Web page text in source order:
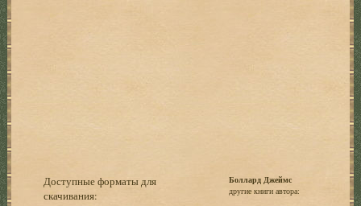
Доступные форматы для
скачивания:
Боллард Джеймс
другие книги автора: